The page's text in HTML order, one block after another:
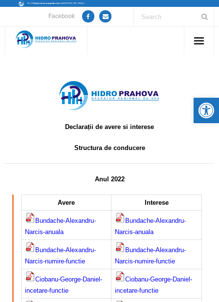
Facebook
Anunțuri lucrări / opriri apă
Informații de interes public
Calitatea apei
Comunicare
Contact
Declarații de avere si interese
Structura de conducere
Anul 2022
Avere Interese
Bundache-Alexandru-
Narcis-anuala
Bundache-Alexandru-
Narcis-anuala
Bundache-Alexandru-
Narcis-numire-functie
Bundache-Alexandru-
Narcis-numire-functie
Ciobanu-George-Daniel-
incetare-functie
Ciobanu-George-Daniel-
incetare-functie